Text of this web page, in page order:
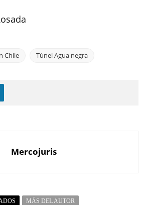
Chile Túnel Agua negra
Mercojuris
MÁS DEL AUTOR